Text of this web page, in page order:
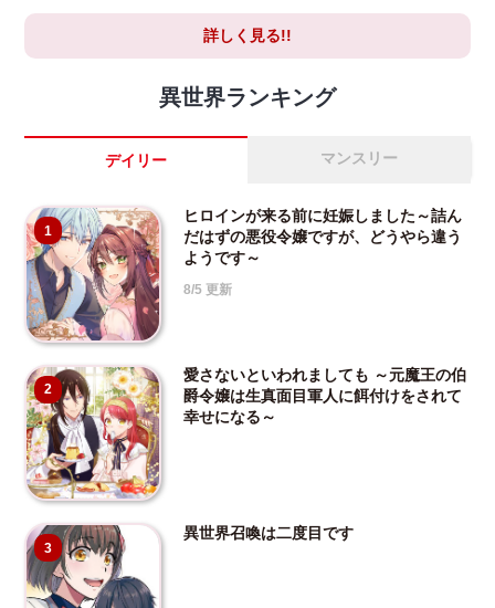
詳しく見る!!
異世界ランキング
デイリー マンスリー
1
ヒロインが来る前に妊娠しました～詰ん
だはずの悪役令嬢ですが、どうやら違う
ようです～
8/5 更新
2
愛さないといわれましても ～元魔王の伯
爵令嬢は生真面目軍人に餌付けをされて
幸せになる～
3
異世界召喚は二度目です